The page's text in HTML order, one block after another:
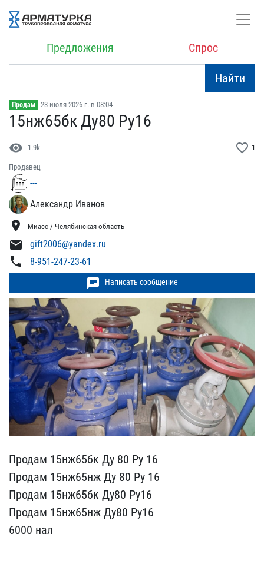
Предложения Спрос
Найти
Продам 23 июля 2026 г. в 08:04
15нж65бк Ду80 Ру16
visibility 1.9k favorite_border 1
Продавец
---
Александр Иванов
location_on Миасс / Челябинская область
mail gift2006@yandex.ru
phone 8-951-247-23-61
chat Написать сообщение
Продам 15нж65бк Ду 80 Ру​ 16
Продам 15нж65нж Ду 8​0 Ру 16
Продам 15нж65бк ​Ду80 Ру16
Продам 15нж65н​ж Ду80 Ру16
6000 нал